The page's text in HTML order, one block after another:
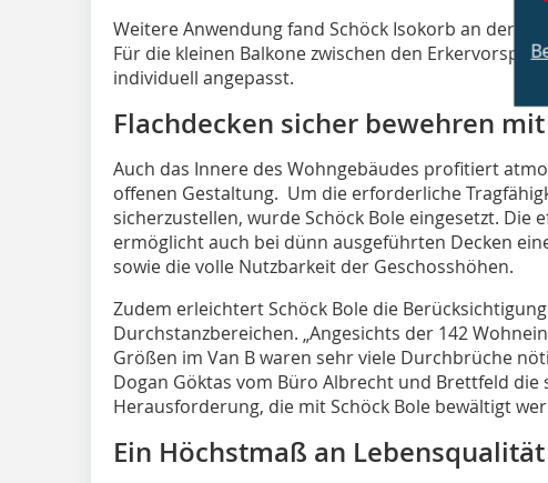
Weitere Anwendung fand Schöck Isokorb an der
Für die kleinen Balkone zwischen den
individuell angepasst.
Flachdecken sicher bewehren
Auch das Innere des Wohngebäudes profitiert
offenen Gestaltung. Um die erforderliche
sicherzustellen, wurde Schöck Bole eingesetzt. Die
ermöglicht auch bei dünn ausgeführten Decken
sowie die volle Nutzbarkeit der Geschosshöhen.
Zudem erleichtert Schöck Bole die
Durchstanzbereichen. „Angesichts der 142
Größen im Van B waren sehr viele Durchbrüche
Dogan Göktas vom Büro Albrecht und Brettfeld die
Herausforderung, die mit Schöck Bole bewältigt
Ein Höchstmaß an Lebensqualität